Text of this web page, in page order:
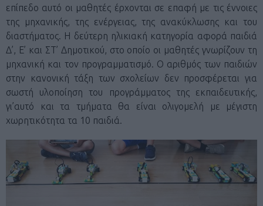
επίπεδο αυτό οι μαθητές έρχονται σε επαφή με τις έννοιες
της μηχανικής, της ενέργειας, της ανακύκλωσης και του
διαστήματος. Η δεύτερη ηλικιακή κατηγορία αφορά παιδιά
Δ’, Ε’ και ΣΤ’ Δημοτικού, στο οποίο οι μαθητές γνωρίζουν τη
μηχανική και τον προγραμματισμό. Ο αριθμός των παιδιών
στην κανονική τάξη των σχολείων δεν προσφέρεται για
σωστή υλοποίηση του προγράμματος της εκπαιδευτικής,
γι’αυτό και τα τμήματα θα είναι ολιγομελή με μέγιστη
χωρητικότητα τα 10 παιδιά.